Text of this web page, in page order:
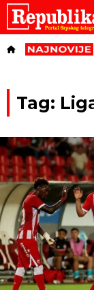
Tag: